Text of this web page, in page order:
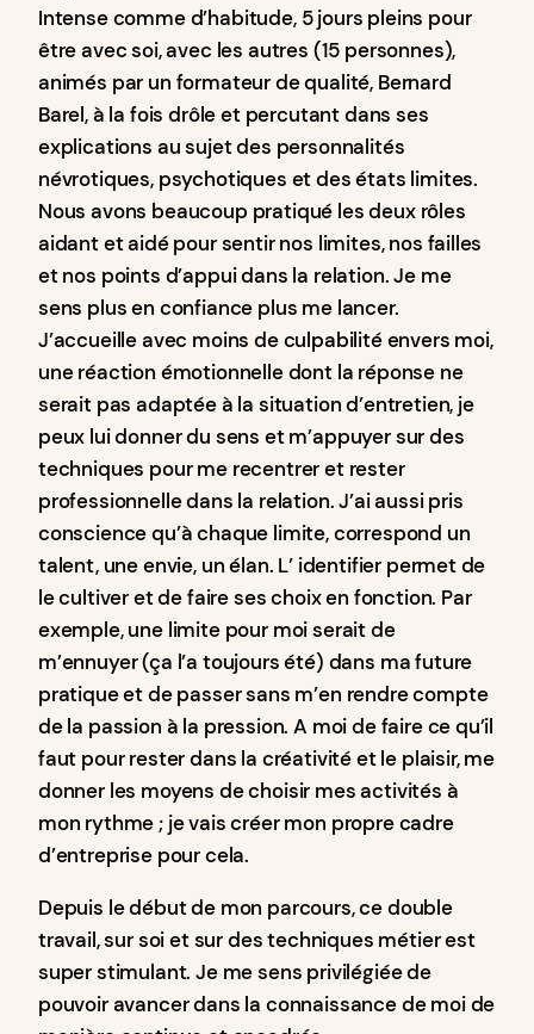
Intense comme d’habitude, 5 jours pleins pour
être avec soi, avec les autres (15 personnes),
animés par un formateur de qualité, Bernard
Barel, à la fois drôle et percutant dans ses
explications au sujet des personnalités
névrotiques, psychotiques et des états limites.
Nous avons beaucoup pratiqué les deux rôles
aidant et aidé pour sentir nos limites, nos failles
et nos points d’appui dans la relation. Je me
sens plus en confiance plus me lancer.
J’accueille avec moins de culpabilité envers moi,
une réaction émotionnelle dont la réponse ne
serait pas adaptée à la situation d’entretien, je
peux lui donner du sens et m’appuyer sur des
techniques pour me recentrer et rester
professionnelle dans la relation. J’ai aussi pris
conscience qu’à chaque limite, correspond un
talent, une envie, un élan. L’ identifier permet de
le cultiver et de faire ses choix en fonction. Par
exemple, une limite pour moi serait de
m’ennuyer (ça l’a toujours été) dans ma future
pratique et de passer sans m’en rendre compte
de la passion à la pression. A moi de faire ce qu’il
faut pour rester dans la créativité et le plaisir, me
donner les moyens de choisir mes activités à
mon rythme ; je vais créer mon propre cadre
d’entreprise pour cela.
Depuis le début de mon parcours, ce double
travail, sur soi et sur des techniques métier est
super stimulant. Je me sens privilégiée de
pouvoir avancer dans la connaissance de moi de